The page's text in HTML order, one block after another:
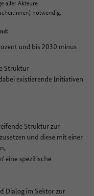
aller Akteure
notwendig.
und bis 2030 minus
Struktur
existierende Initiativen
Struktur zur
und diese mit einer
eine spezifische
Dialog im Sektor zur